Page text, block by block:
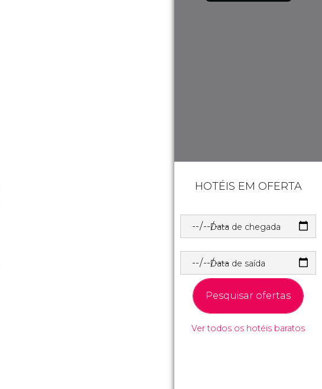
HOTÉIS EM OFERTA
Data de chegada
Data de saída
Pesquisar ofertas
Ver todos os hotéis baratos